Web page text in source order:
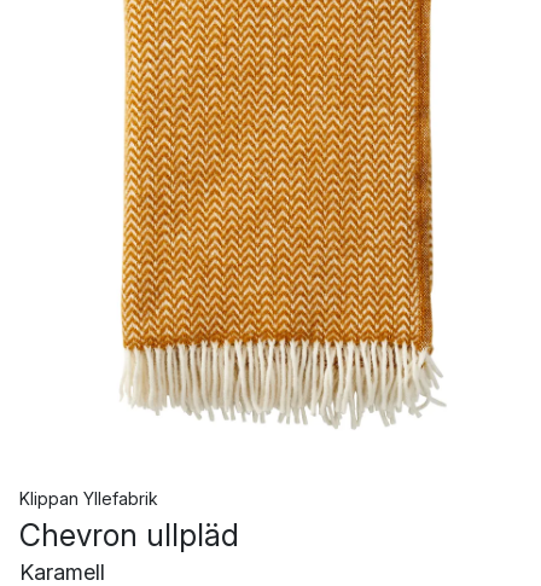
Klippan Yllefabrik
Chevron ullpläd
Karamell